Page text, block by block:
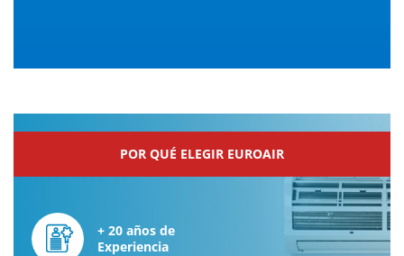
POR QUÉ ELEGIR EUROAIR
+ 20 años de
Experiencia